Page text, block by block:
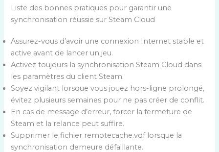
Liste des bonnes pratiques pour garantir une
synchronisation réussie sur Steam Cloud
Assurez-vous d’avoir une connexion Internet stable et
active avant de lancer un jeu.
Activez toujours la synchronisation Steam Cloud dans
les paramètres du client Steam.
Soyez vigilant lorsque vous jouez hors-ligne prolongé,
évitez plusieurs semaines pour ne pas créer de conflit.
En cas de message d’erreur, forcer la fermeture de
Steam et la relance peut suffire.
Supprimer le fichier remotecache.vdf lorsque la
synchronisation demeure défaillante.